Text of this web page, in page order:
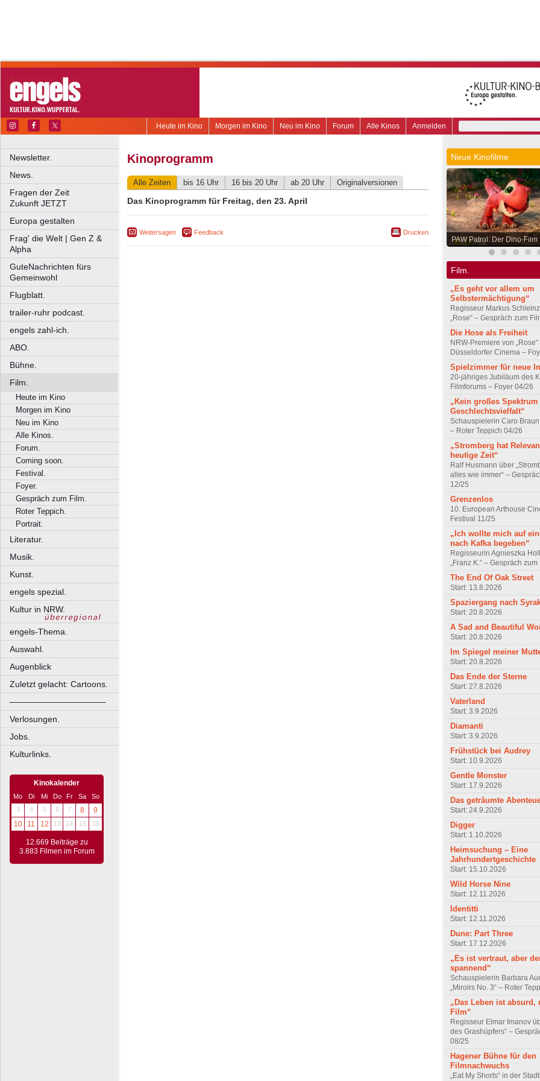
Anmelden
Alle Kinos
Forum
Neu im Kino
Morgen im Kino
Heute im Kino
Newsletter.
News.
Fragen der Zeit
Zukunft JETZT
Europa gestalten
Frag' die Welt | Gen Z &
Alpha
GuteNachrichten fürs
Gemeinwohl
Flugblatt.
trailer-ruhr podcast.
engels zahl-ich.
ABO.
Bühne.
Film.
Heute im Kino
Morgen im Kino
Neu im Kino
Alle Kinos.
Forum.
Coming soon.
Festival.
Foyer.
Gespräch zum Film.
Roter Teppich.
Portrait.
Literatur.
Musik.
Kunst.
engels spezial.
Kultur in NRW.
engels-Thema.
Auswahl.
Augenblick
Zuletzt gelacht: Cartoons.
––––––––––––––––––––
Verlosungen.
Jobs.
Kulturlinks.
Kinokalender
Mo Di Mi Do Fr Sa
So
3
4 5 6 7 8
9
10
11 12 13 14 15 16
12.669 Beiträge zu
3.883 Filmen im Forum
Kinoprogramm
Alle Zeiten bis 16 Uhr 16 bis 20 Uhr ab 20 Uhr Originalversionen
Das Kinoprogramm für Freitag, den 23. April
Weitersagen Feedback Drucken
Neue Kinofilme
PAW Patrol: Der Dino-Film
Film.
„Es geht vor allem um
Selbstermächtigung“
Regisseur Markus
„Rose“ – Gespräch zum
Die Hose als Freiheit
NRW-Premiere von „Rose“
Düsseldorfer Cinema –
Spielzimmer für neue
20-jähriges Jubiläum des
Filmforums – Foyer 04/26
„Kein großes Spektrum
Geschlechtsvielfalt“
Schauspielerin Caro Braun
– Roter Teppich 04/26
„Stromberg hat
heutige Zeit“
Ralf Husmann über
alles wie immer“ –
12/25
Grenzenlos
10. European Arthouse
Festival 11/25
„Ich wollte mich auf
nach Kafka begeben“
Regisseurin Agnieszka
„Franz K.“ – Gespräch
The End Of Oak Street
Start: 13.8.2026
Spaziergang nach
Start: 20.8.2026
A Sad and Beautiful
Start: 20.8.2026
Im Spiegel meiner
Start: 20.8.2026
Das Ende der Sterne
Start: 27.8.2026
Vaterland
Start: 3.9.2026
Diamanti
Start: 3.9.2026
Frühstück bei Audrey
Start: 10.9.2026
Gentle Monster
Start: 17.9.2026
Das geträumte
Start: 24.9.2026
Digger
Start: 1.10.2026
Heimsuchung – Eine
Jahrhundertgeschichte
Start: 15.10.2026
Wild Horse Nine
Start: 12.11.2026
Identitti
Start: 12.11.2026
Dune: Part Three
Start: 17.12.2026
„Es ist vertraut, aber
spannend“
Schauspielerin Barbara
„Miroirs No. 3“ – Roter
„Das Leben ist absurd,
Film“
Regisseur Elmar Imanov
des Grashüpfers“ –
08/25
Hagener Bühne für den
Filmnachwuchs
„Eat My Shorts“ in der